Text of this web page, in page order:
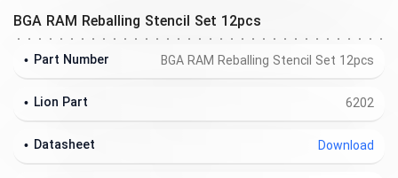
BGA RAM Reballing Stencil Set 12pcs
BGA RAM Reballing Stencil Set 12pcs
Part Number
6202
Lion Part
Download
Datasheet